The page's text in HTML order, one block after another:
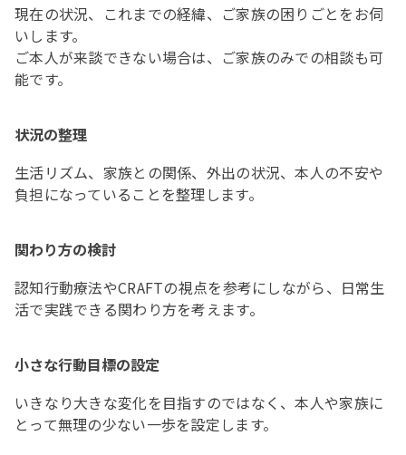
現在の状況、これまでの経緯、ご家族の困りごとをお伺
いします。
ご本人が来談できない場合は、ご家族のみでの相談も可
能です。
状況の整理
生活リズム、家族との関係、外出の状況、本人の不安や
負担になっていることを整理します。
関わり方の検討
認知行動療法やCRAFTの視点を参考にしながら、日常生
活で実践できる関わり方を考えます。
小さな行動目標の設定
いきなり大きな変化を目指すのではなく、本人や家族に
とって無理の少ない一歩を設定します。